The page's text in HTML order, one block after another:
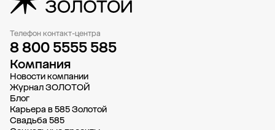
Телефон контакт-центра
8 800 5555 585
Компания
Новости компании
Журнал ЗОЛОТОЙ
Блог
Карьера в 585 Золотой
Свадьба 585